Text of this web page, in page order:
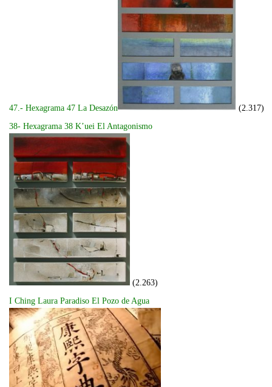
47.- Hexagrama 47 La Desazón
(2.317)
38- Hexagrama 38 K’uei El Antagonismo
(2.263)
I Ching Laura Paradiso El Pozo de Agua